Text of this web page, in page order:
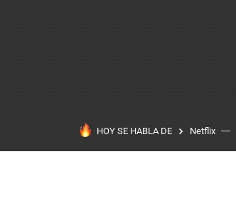
HOY SE HABLA DE Netflix